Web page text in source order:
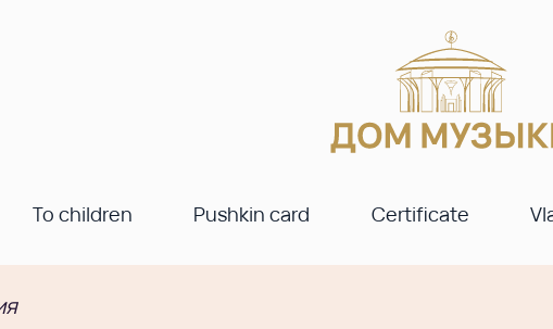
To children Pushkin card Certificate